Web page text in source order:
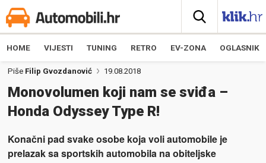
HOME VIJESTI TUNING RETRO EV-ZONA OGLASNIK
Piše Filip Gvozdanović 19.08.2018
Monovolumen koji nam se sviđa –
Honda Odyssey Type R!
Konačni pad svake osobe koja voli automobile je
prelazak sa sportskih automobila na obiteljske